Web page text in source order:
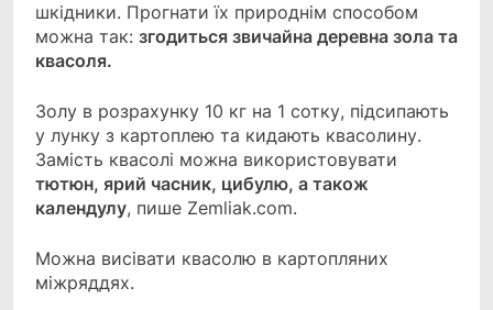
шкідники. Прогнати їх природнім способом
можна так: згодиться звичайна деревна зола та
квасоля.
Золу в розрахунку 10 кг на 1 сотку, підсипають
у лунку з картоплею та кидають квасолину.
Замість квасолі можна використовувати
тютюн, ярий часник, цибулю, а також
календулу, пише Zemliak.com.
Можна висівати квасолю в картопляних
міжряддях.